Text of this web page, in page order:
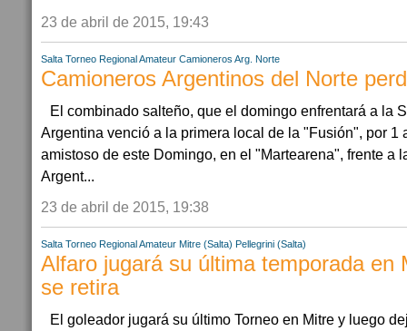
23 de abril de 2015, 19:43
Salta Torneo Regional Amateur Camioneros Arg. Norte
Camioneros Argentinos del Norte
El combinado salteño, que el domingo enfrentará a la
Argentina venció a la primera local de la "Fusión", por 1
amistoso de este Domingo, en el "Martearena", frente a
Argent...
23 de abril de 2015, 19:38
Salta Torneo Regional Amateur Mitre (Salta) Pellegrini (Salta)
Alfaro jugará su última temporada en
se retira
El goleador jugará su último Torneo en Mitre y luego